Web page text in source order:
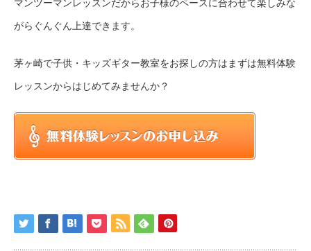
マンツーマンレッスンだからお子様のペースに合わせて楽しみな
がらぐんぐん上達できます。
茅ヶ崎で子供・キッズギター教室をお探しの方はまずは無料体験
レッスンからはじめてみませんか？